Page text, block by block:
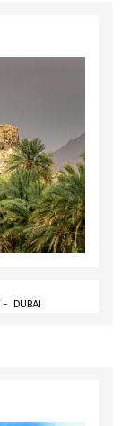
- DUBAI